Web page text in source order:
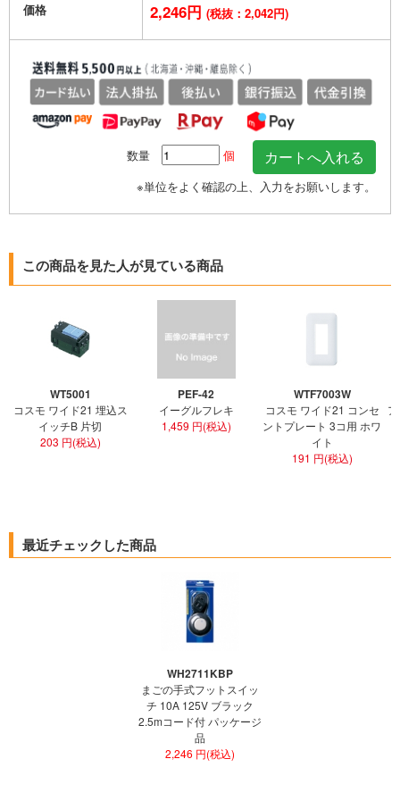
価格
2,246円 (税抜：2,042円)
数量
個
※単位をよく確認の上、入力をお願いします。
この商品を見た人が見ている商品
WT5001
コスモ ワイド21 埋込ス
イッチB 片切
203 円(税込)
PEF-42
イーグルフレキ
1,459 円(税込)
WTF7003W
コスモ ワイド21 コンセ
ントプレート 3コ用 ホワ
イト
191 円(税込)
最近チェックした商品
WH2711KBP
まごの手式フットスイッ
チ 10A 125V ブラック
2.5mコード付 パッケージ
品
2,246 円(税込)